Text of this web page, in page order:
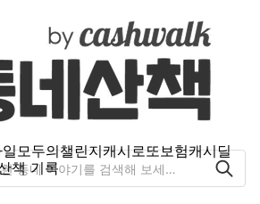
모두의챌린지캐시로또보험캐시딜
책 기록